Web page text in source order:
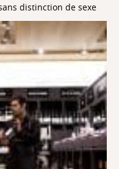
distinction de sexe